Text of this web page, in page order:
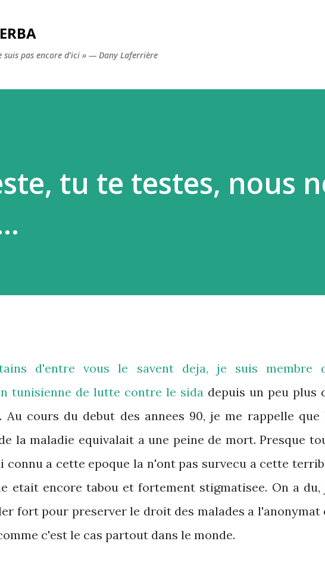
suis pas encore d’ici » — Dany Laferrière
tu te testes, nous
d'entre vous le savent deja, je suis membre
tunisienne de lutte contre le sida depuis un peu plus
Au cours du debut des annees 90, je me rappelle que
la maladie equivalait a une peine de mort. Presque
connu a cette epoque la n'ont pas survecu a cette
etait encore tabou et fortement stigmatisee. On a du,
fort pour preserver le droit des malades a l'anonymat
c'est le cas partout dans le monde.